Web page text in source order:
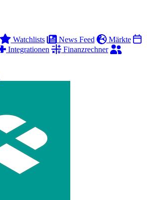
Watchlists News Feed
Märkte
Integrationen
Finanzrechner